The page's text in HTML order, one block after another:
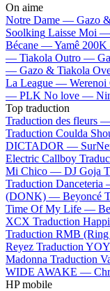
On aime
Notre Dame — Gazo
Soolking Laisse Moi —
Bécane —Yamê
— Tiakola Outro —
— Gazo & Tiakola
La League — Werenoi
— PLK No love —
Top traduction
Traduction des fleurs
Traduction Coulda
DICTADOR —
Electric Callboy
Mi Chico — DJ Goja
Traduction
(DONK) — Beyoncé
Time Of My Life —
XCX Traduction
Traduction RMB
Reyez Traduction
Madonna Traduction
WIDE AWAKE —
HP mobile